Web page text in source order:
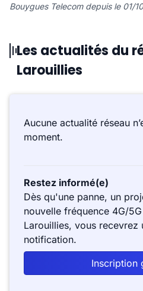
Bouygues Telecom depuis le 01/
Les actualités du
Larouillies
Aucune actualité réseau
moment.
Restez informé(e)
Dès qu'une panne, un
nouvelle fréquence 4G/
Larouillies, vous recevrez
notification.
Inscription